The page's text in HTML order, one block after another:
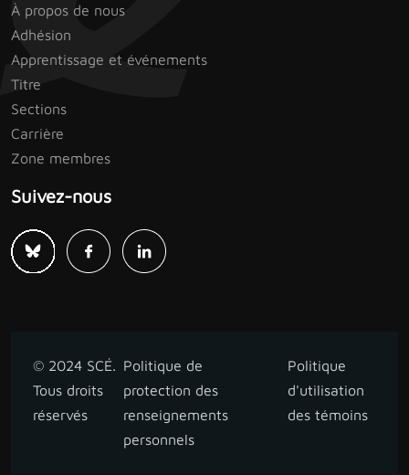
À propos de nous
Adhésion
Apprentissage et événements
Titre
Sections
Carrière
Zone membres
Suivez-nous
© 2024 SCÉ.
Tous droits
réservés
Politique de
protection des
renseignements
personnels
Politique
d'utilisation
des témoins